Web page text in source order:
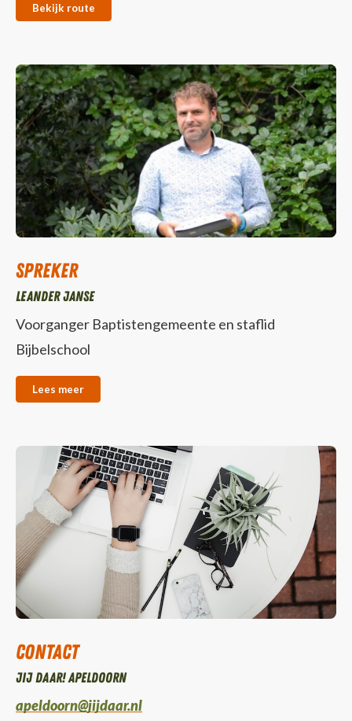
Bekijk route
Spreker
Leander Janse
Voorganger Baptistengemeente en staflid
Bijbelschool
Lees meer
Contact
Jij daar! Apeldoorn
apeldoorn@jijdaar.nl